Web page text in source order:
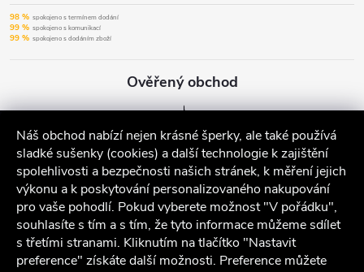
Náš obchod nabízí nejen krásné šperky, ale také používá
sladké sušenky (cookies) a další technologie k zajištění
spolehlivosti a bezpečnosti našich stránek, k měření jejich
výkonu a k poskytování personalizovaného nakupování
pro vaše pohodlí. Pokud vyberete možnost "V pořádku",
souhlasíte s tím a s tím, že tyto informace můžeme sdílet
s třetími stranami. Kliknutím na tlačítko "Nastavit
preference" získáte další možnosti. Preference můžete
98 % spokojeno s termínem dodání
99 % spokojeno s komunikací
99 % spokojeno s dodáním zboží
Ověřený obchod